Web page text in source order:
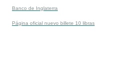
Banco de Inglaterra
Página oficial nuevo billete 10 libras